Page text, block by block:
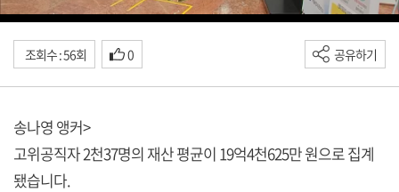
조회수 : 56회 0 공유하기
송나영 앵커>
고위공직자 2천37명의 재산 평균이 19억4천625만 원으로 집계
됐습니다.